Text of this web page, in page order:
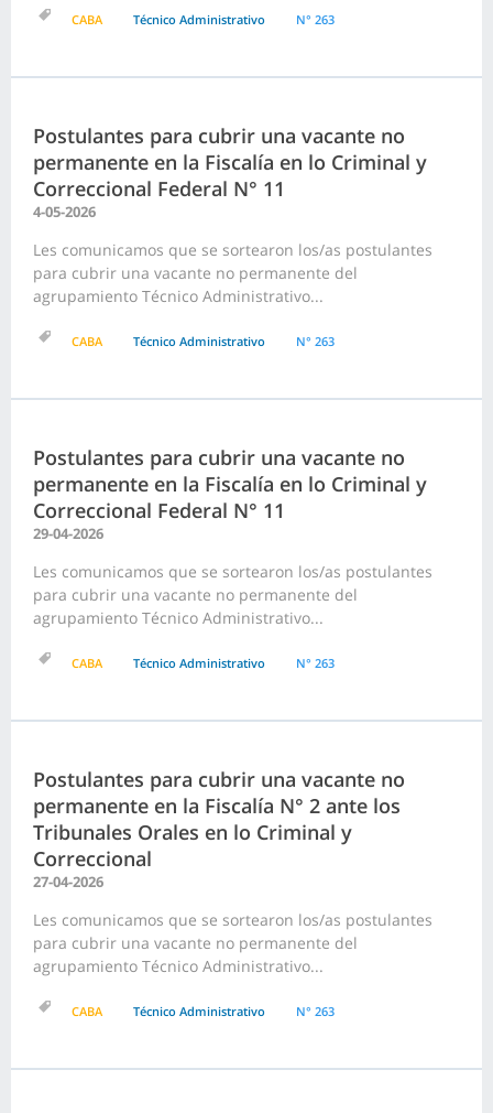
CABA Técnico Administrativo N° 263
Postulantes para cubrir una vacante no
permanente en la Fiscalía en lo Criminal y
Correccional Federal N° 11
4-05-2026
Les comunicamos que se sortearon los/as postulantes
para cubrir una vacante no permanente del
agrupamiento Técnico Administrativo...
CABA Técnico Administrativo N° 263
Postulantes para cubrir una vacante no
permanente en la Fiscalía en lo Criminal y
Correccional Federal N° 11
29-04-2026
Les comunicamos que se sortearon los/as postulantes
para cubrir una vacante no permanente del
agrupamiento Técnico Administrativo...
CABA Técnico Administrativo N° 263
Postulantes para cubrir una vacante no
permanente en la Fiscalía N° 2 ante los
Tribunales Orales en lo Criminal y
Correccional
27-04-2026
Les comunicamos que se sortearon los/as postulantes
para cubrir una vacante no permanente del
agrupamiento Técnico Administrativo...
CABA Técnico Administrativo N° 263